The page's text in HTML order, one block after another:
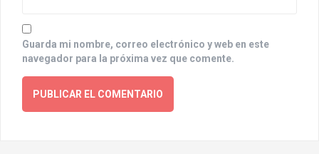
Guarda mi nombre, correo electrónico y web en este
navegador para la próxima vez que comente.